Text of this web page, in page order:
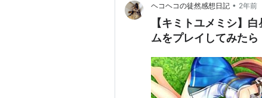
略)。
シュレディンガー方程式では運
では濃度勾配から生じる流れ
*リスト：リスト::数学関連 リス
ヘコヘコの徒然感想日記 • 2年前
【キミトユメミシ】
ムをプレイしてみたら